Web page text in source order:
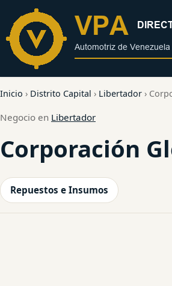
contenido
Inicio › Distrito Capital › Libertador ›
Negocio en Libertador
Corporación
Repuestos e Insumos